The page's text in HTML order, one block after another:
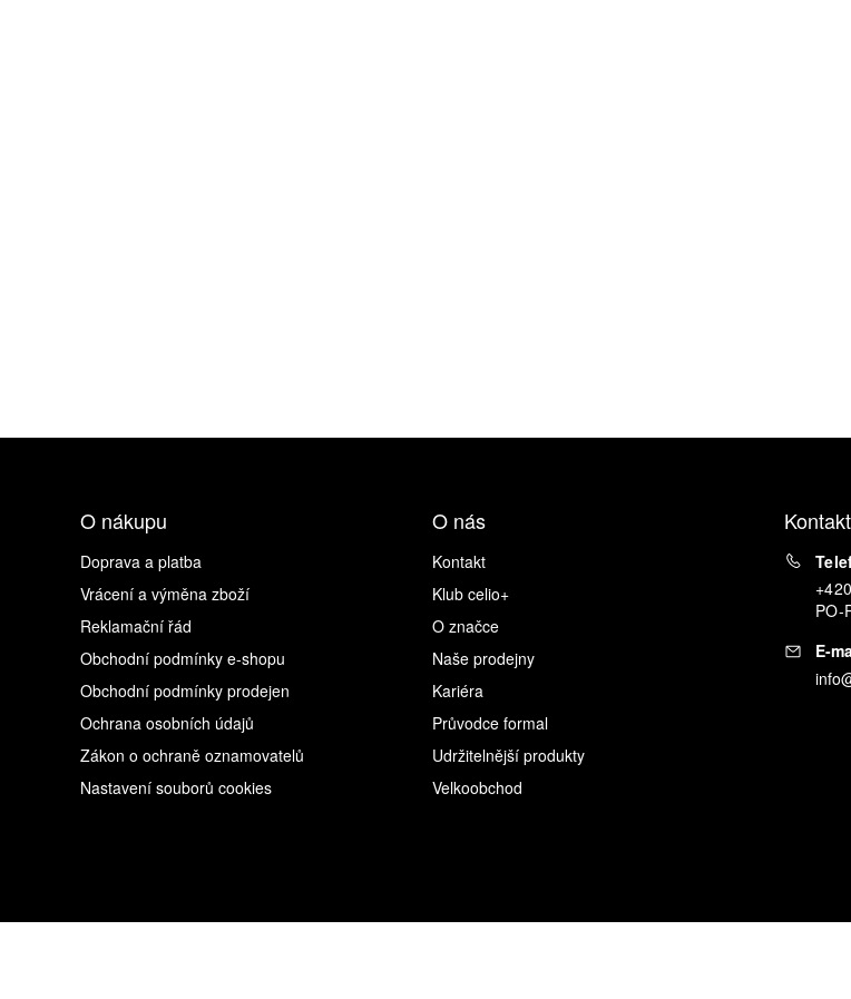
O nákupu
Doprava a platba
Vrácení a výměna zboží
Reklamační řád
Obchodní podmínky e-shopu
Obchodní podmínky prodejen
Ochrana osobních údajů
Zákon o ochraně oznamovatelů
Nastavení souborů cookies
O nás
Kontakt
Klub celio+
O značce
Naše prodejny
Kariéra
Průvodce formal
Udržitelnější produkty
Velkoobchod
PO-
E-